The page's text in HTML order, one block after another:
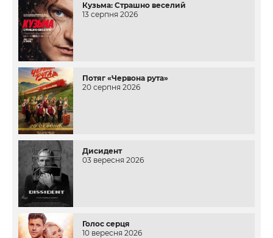
Кузьма: Страшно веселий
13 серпня 2026
Потяг «Червона рута»
20 серпня 2026
Дисидент
03 вересня 2026
Голос серця
10 вересня 2026